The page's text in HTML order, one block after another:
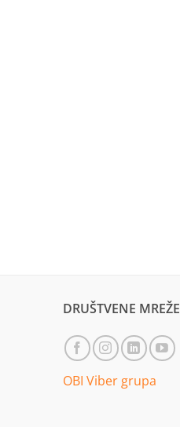
DRUŠTVENE MREŽE
OBI Viber grupa